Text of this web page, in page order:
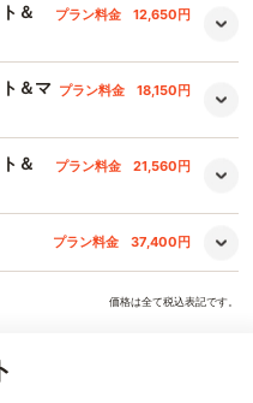
＆
プラン料金 12,650円
＆マ プラン料金 18,150円
＆
プラン料金 21,560円
プラン料金 37,400円
価格は全て税込表記です。